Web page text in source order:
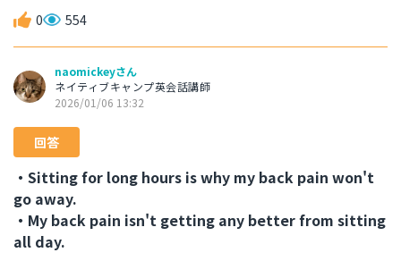
0 554
naomickeyさん
ネイティブキャンプ英会話講師
2026/01/06 13:32
回答
・Sitting for long hours is why my back pain won't
go away.
・My back pain isn't getting any better from sitting
all day.